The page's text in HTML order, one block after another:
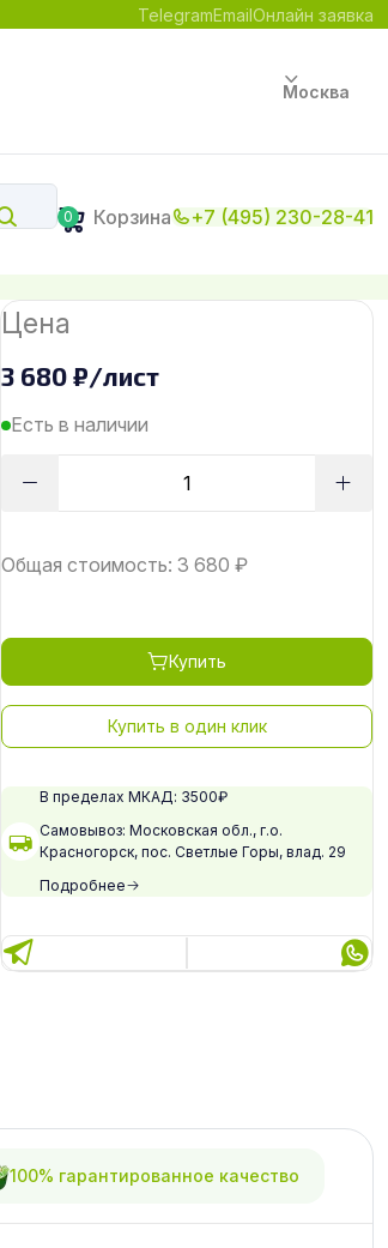
TelegramEmailОнлайн заявка
Москва
0 Корзина +7 (495) 230-28-41
Цена
3 680 ₽/лист
Есть в наличии
Общая стоимость: 3 680 ₽
Купить
Купить в один клик
В пределах МКАД: 3500₽
Самовывоз: Московская обл., г.о.
Красногорск, пос. Светлые Горы, влад. 29
Подробнее
100% гарантированное качество